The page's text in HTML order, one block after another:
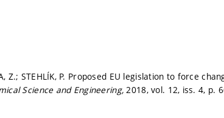
Z.; STEHLÍK, P. Proposed EU legislation to force
Science and Engineering, 2018, vol. 12, iss. 4, p.